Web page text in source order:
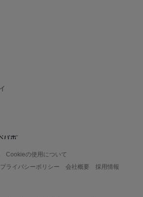
Cookieの使用について
プライバシーポリシー 会社概要
採用情報